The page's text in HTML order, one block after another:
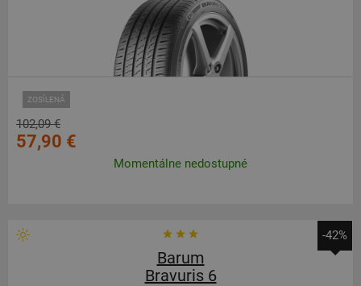
ZOSÍLENÁ
102,09 €
57,90 €
Momentálne nedostupné
-42%
Barum
Bravuris 6